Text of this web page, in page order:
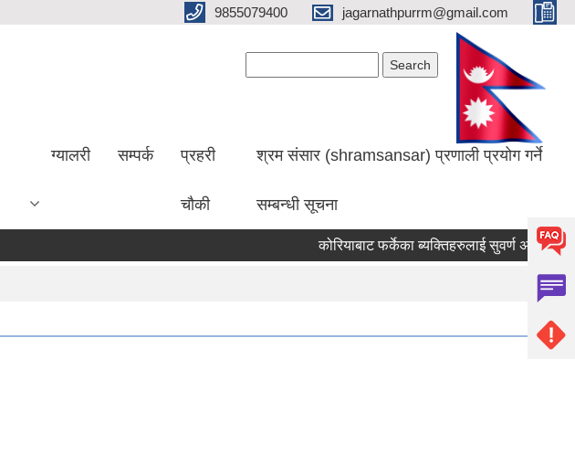
9855079400 jagarnathpurrm@gmail.com
ग्यालरी सम्पर्क प्रहरी
चौकी
श्रम संसार (shramsansar) प्रणाली प्रयोग गर्ने
सम्बन्धी सूचना
कोरियाबाट फर्केका ब्यक्तिहरुलाई सुवर्ण अवसर